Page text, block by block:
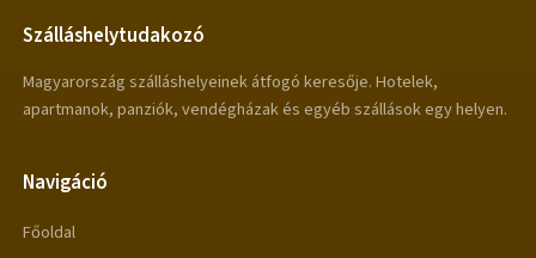
Szálláshelytudakozó
Magyarország szálláshelyeinek átfogó keresője. Hotelek,
apartmanok, panziók, vendégházak és egyéb szállások egy helyen.
Navigáció
Főoldal